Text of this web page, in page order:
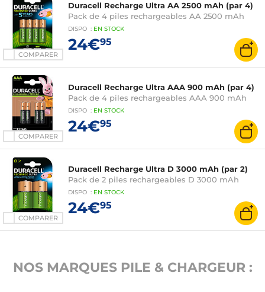
COMPARER
Duracell Recharge Ultra AA 2500 mAh (par 4)
Pack de 4 piles rechargeables AA 2500 mAh
DISPO : EN STOCK
24€95
COMPARER
Duracell Recharge Ultra AAA 900 mAh (par 4)
Pack de 4 piles rechargeables AAA 900 mAh
DISPO : EN STOCK
24€95
COMPARER
Duracell Recharge Ultra D 3000 mAh (par 2)
Pack de 2 piles rechargeables D 3000 mAh
DISPO : EN STOCK
24€95
NOS MARQUES PILE & CHARGEUR :